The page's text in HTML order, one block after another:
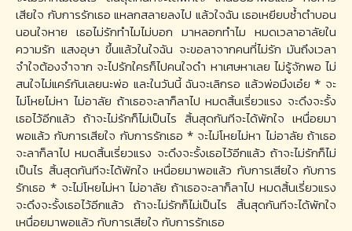
เสียใจ กับการรักเธอ แหลกสลายลงไป แล้วใจฉัน เธอเหยียบซ้ำตำบอน
นอนใจหาย เธอไม่รักทำไมไม่บอก มาหลอกทำไม หมดเวลาอาลัยใน
ความรัก แสงอุษา ขึ้นแล้วในใจฉัน จะขอลาจากคนที่ไม่รัก มันถึงเวลา
จำใจต้องจำจาก จะไปรักใครก็ไปคนใจดำ หาเศษหาเลย ไม่รู้จักพอ ไม่
สนใจไม่แคร์กันเลยนะพ่อ และในวันนี้ ฉันจะเลิกรอ แล้วพ่อมึงเอ๋ย * จะ
ไม่โหยไม่หา ไม่อาลัย ถ้าเธอจะลาก็ลาไป หมดสิ้นเรี่ยวแรง จะดึงจะรั้ง
เธอไว้อีกแล้ว ถ้าจะไม่รักก็ไม่เป็นไร สิ้นสุดกันทีจะได้พักใจ เหนื่อยมา
พอแล้ว กับการเสียใจ กับการรักเธอ * จะไม่โหยไม่หา ไม่อาลัย ถ้าเธอ
จะลาก็ลาไป หมดสิ้นเรี่ยวแรง จะดึงจะรั้งเธอไว้อีกแล้ว ถ้าจะไม่รักก็ไม่
เป็นไร สิ้นสุดกันทีจะได้พักใจ เหนื่อยมาพอแล้ว กับการเสียใจ กับการ
รักเธอ * จะไม่โหยไม่หา ไม่อาลัย ถ้าเธอจะลาก็ลาไป หมดสิ้นเรี่ยวแรง
จะดึงจะรั้งเธอไว้อีกแล้ว ถ้าจะไม่รักก็ไม่เป็นไร สิ้นสุดกันทีจะได้พักใจ
เหนื่อยมาพอแล้ว กับการเสียใจ กับการรักเธอ